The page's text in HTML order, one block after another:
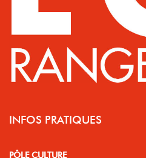
INFOS PRATIQUES
PÔLE CULTURE